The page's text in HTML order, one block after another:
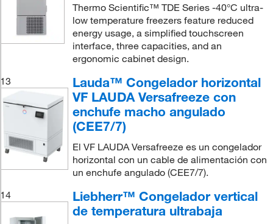
Thermo Scientific™ TDE Series -40°C ultra-
low temperature freezers feature reduced
energy usage, a simplified touchscreen
interface, three capacities, and an
ergonomic cabinet design.
13
Lauda™ Congelador horizontal
VF LAUDA Versafreeze con
enchufe macho angulado
(CEE7/7)
El VF LAUDA Versafreeze es un congelador
horizontal con un cable de alimentación con
un enchufe angulado (CEE7/7).
14
Liebherr™ Congelador vertical
de temperatura ultrabaja